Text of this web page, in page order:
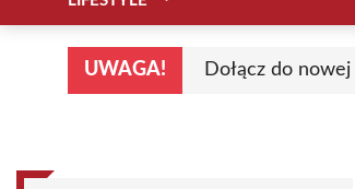
UWAGA! Dołącz do